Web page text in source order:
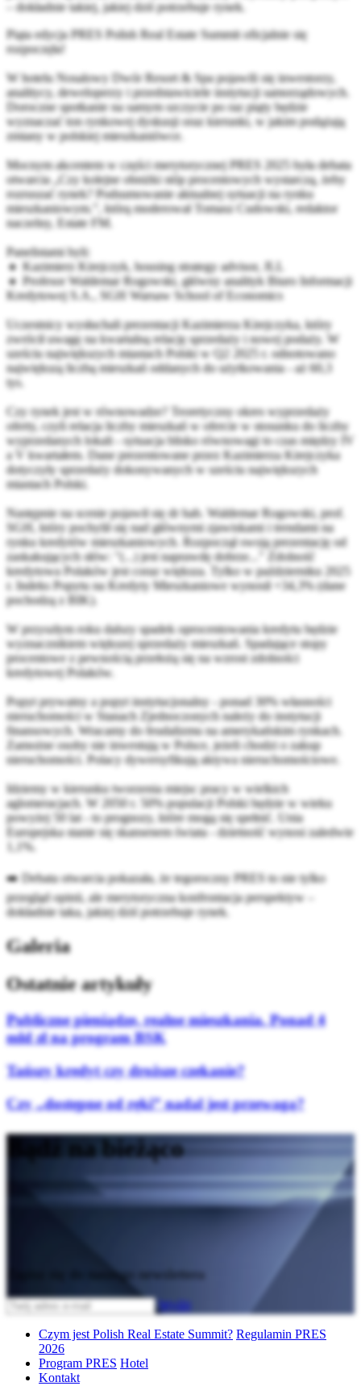
– dokładnie takiej, jakiej dziś potrzebuje rynek.
Piąta edycja PRES Polish Real Estate Summit oficjalnie się
rozpoczęła!
W hotelu Nosalowy Dwór Resort & Spapojawili się inwestorzy,
analitycy, deweloperzy i przedstawiciele instytucji samorządowych.
Doroczne spotkanie na samym szczycie po raz piąty będzie
wyznaczać ton rynkowej dyskusji oraz kierunki, w jakim podążają
zmiany w polskiej mieszkaniówce.
Mocnym akcentem w części merytorycznej PRES 2025 była debata
otwarcia „Czy kolejne obniżki stóp procentowych wystarczą, żeby
rozruszać rynek? Podsumowanie aktualnej sytuacji na rynku
mieszkaniowym.”, którą moderował Tomasz Cudowski, redaktor
naczelny, Estate FM
Panelistami byli:
🔸 Kazimierz Kirejczyk, housing strategy advisor, JLL
🔸 Profesor Waldemar Rogowski, główny analityk Biuro Informacji
Kredytowej S.A., SGH Warsaw School of Economics
Uczestnicy wysłuchali prezentacji Kazimierza Kirejczyka, który
zwrócił uwagę na kwartalną relację sprzedaży i nowej podaży. W
sześciu największych miastach Polski w Q2 2025 r. odnotowano
największą liczbą mieszkań oddanych do użytkowania - aż 60,3
tys.
Czy rynek jest w równowadze? Teoretyczny okres wyprzedaży
oferty, czyli relacja liczby mieszkań w ofercie w stosunku do liczby
wyprzedanych lokali - sytuacja blisko równowagi to czas między IV
a V kwartałem. Dane prezentowane przez Kazimierza Kirejczyka
dotyczyły sprzedaży dokonywanych w sześciu największych
miastach Polski.
Następnie na scenie pojawił się dr hab. Waldemar Rogowski, prof.
SGH, który pochylił się nad głównymi zjawiskami i trendami na
rynku kredytów mieszkaniowych. Rozpoczął swoją prezentację od
zaskakujących słów: "(...) jest naprawdę dobrze..." Zdolność
kredytowa Polaków jest coraz większa. Tylko w październiku 2025
r. Indeks Popytu na Kredyty Mieszkaniowe wynosił +34,3% (dane
pochodzą z BIK).
W przyszłym roku dalszy spadek oprocentowania kredytu będzie
wyznacznikiem większej sprzedaży mieszkań. Spadające stopy
procentowe z pewnością przełożą się na wzrost zdolności
kredytowej Polaków.
Popyt prywatny a popyt instytucjonalny - ponad 30% własności
nieruchomości w Stanach Zjednoczonych należy do instytucji
finansowych. Wracamy do feudalizmu na amerykańskim rynkach.
Zamożne osoby nie inwestują w Polsce, jeżeli chodzi o zakup
nieruchomości. Polacy dywersyfikują aktywa nieruchomościowe.
Idziemy w kierunku tworzenia miejsc pracy w wielkich
aglomeracjach. W 2050 r. 50% populacji Polski będzie w wieku
powyżej 50 lat - to prognozy, które mogą się spełnić. Unia
Europejska stanie się skansenem świata - dzietność wynosi zaledwie
1,1%.
➡️ Debata otwarcia pokazała, że tegoroczny PRES to nie tylko
przegląd opinii, ale merytoryczna konfrontacja perspektyw –
dokładnie taka, jakiej dziś potrzebuje rynek.
Galeria
Ostatnie artykuły
Publiczne pieniądze, realne mieszkania. Ponad 4
mld zł na program BSK
Tańszy kredyt czy droższe czekanie?
Czy „dostępne od ręki” nadal jest przewagą?
Bądź na bieżąco
Zapisz się do naszego newslettera
Wyślij
Czym jest Polish Real Estate Summit? Regulamin PRES
2026
Program PRES Hotel
Kontakt